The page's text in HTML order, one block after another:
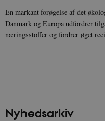
En markant forøgelse af det
Danmark og Europa udfordrer
næringsstoffer og fordrer øget
Nyhedsarkiv